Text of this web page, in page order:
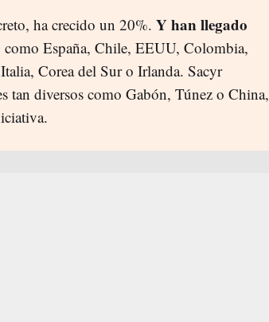
ha crecido un 20%. Y han llegado
como España, Chile, EEUU, Colombia,
Corea del Sur o Irlanda. Sacyr
tan diversos como Gabón, Túnez o China,